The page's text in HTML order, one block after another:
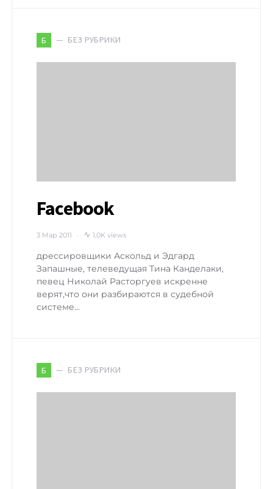
Б БЕЗ РУБРИКИ
Facebook
3 Мар 2011 1,0K views
дрессировщики Аскольд и Эдгард
Запашные, телеведущая Тина Канделаки,
певец Николай Расторгуев искренне
верят,что они разбираются в судебной
системе…
Б БЕЗ РУБРИКИ